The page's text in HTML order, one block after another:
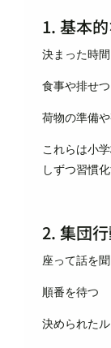
1. 基本
決まった時
食事や排せ
荷物の準備
これらは小
しずつ習慣
2. 集団
座って話を聞
順番を待つ
決められた